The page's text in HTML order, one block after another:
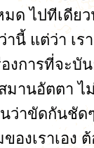
ด ไปทีเดีย
านี้ แต่ว่า เร
องการที่จะบั
มานอัตตา ไ
ว่าขัดกันชัด
องเราเอง